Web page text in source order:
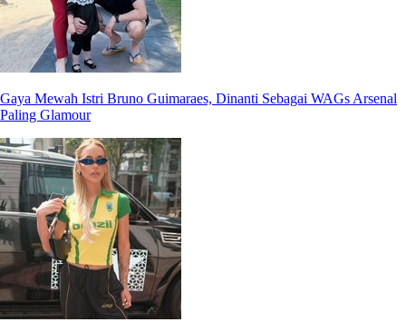
Gaya Mewah Istri Bruno Guimaraes, Dinanti Sebagai WAGs Arsenal
Paling Glamour